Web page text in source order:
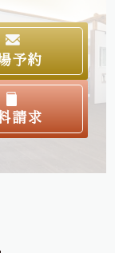
予約
請求